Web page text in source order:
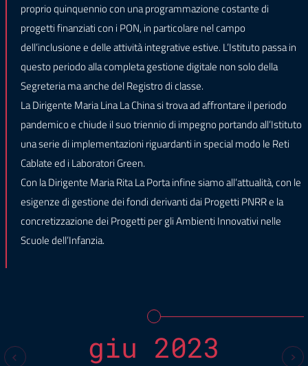
proprio quinquennio con una programmazione costante di
progetti finanziati con i PON, in particolare nel campo
dell’inclusione e delle attività integrative estive. L’Istituto passa in
questo periodo alla completa gestione digitale non solo della
Segreteria ma anche del Registro di classe.
La Dirigente Maria Lina La China si trova ad affrontare il periodo
pandemico e chiude il suo triennio di impegno portando all’Istituto
una serie di implementazioni riguardanti in special modo le Reti
Cablate ed i Laboratori Green.
Con la Dirigente Maria Rita La Porta infine siamo all’attualità, con le
esigenze di gestione dei fondi derivanti dai Progetti PNRR e la
concretizzazione dei Progetti per gli Ambienti Innovativi nelle
Scuole dell’Infanzia.
giu 2023